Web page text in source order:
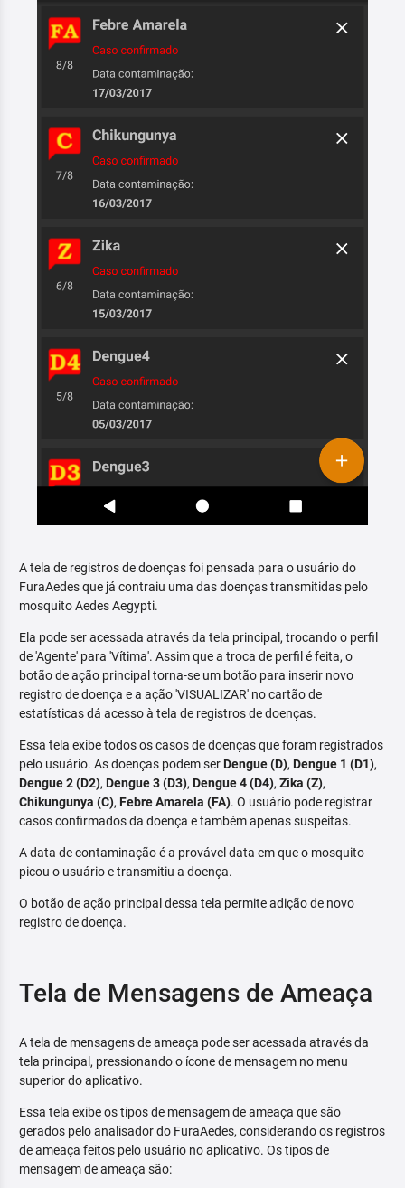
A tela de registros de doenças foi pensada para o usuário do
FuraAedes que já contraiu uma das doenças transmitidas pelo
mosquito Aedes Aegypti.
Ela pode ser acessada através da tela principal, trocando o perfil
de 'Agente' para 'Vítima'. Assim que a troca de perfil é feita, o
botão de ação principal torna-se um botão para inserir novo
registro de doença e a ação 'VISUALIZAR' no cartão de
estatísticas dá acesso à tela de registros de doenças.
Essa tela exibe todos os casos de doenças que foram registrados
pelo usuário. As doenças podem serDengue (D), Dengue 1 (D1),
Dengue 2 (D2), Dengue 3 (D3), Dengue 4 (D4), Zika (Z),
Chikungunya (C), Febre Amarela (FA). O usuário pode registrar
casos confirmados da doença e também apenas suspeitas.
A data de contaminação é a provável data em que o mosquito
picou o usuário e transmitiu a doença.
O botão de ação principal dessa tela permite adição de novo
registro de doença.
Tela de Mensagens de Ameaça
A tela de mensagens de ameaça pode ser acessada através da
tela principal, pressionando o ícone de mensagem no menu
superior do aplicativo.
Essa tela exibe os tipos de mensagem de ameaça que são
gerados pelo analisador do FuraAedes, considerando os registros
de ameaça feitos pelo usuário no aplicativo. Os tipos de
mensagem de ameaça são: